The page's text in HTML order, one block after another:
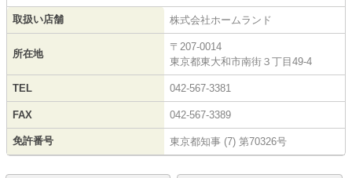
取扱い店舗 株式会社ホームランド
所在地
〒207-0014
東京都東大和市南街３丁目49-4
TEL 042-567-3381
FAX 042-567-3389
免許番号 東京都知事 (7) 第70326号